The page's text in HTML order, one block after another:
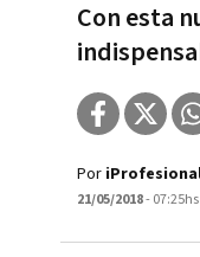
Con esta
Por
21/05/2018- 07:25hs